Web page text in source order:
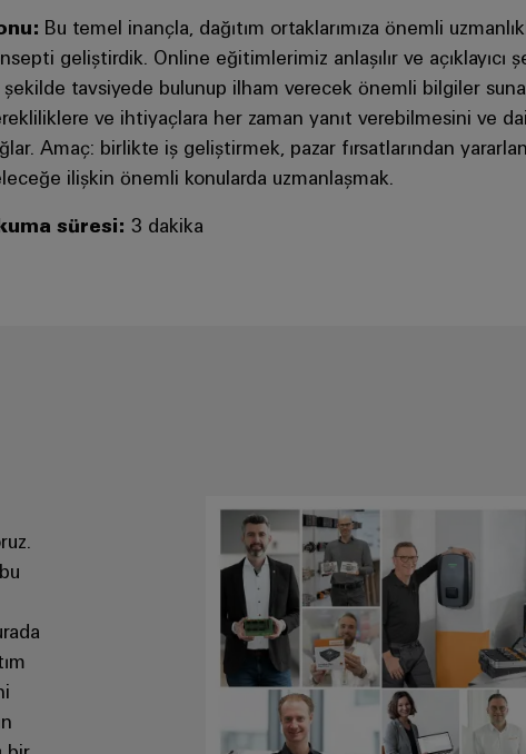
Bu temel inançla, dağıtım ortaklarımıza önemli
geliştirdik. Online eğitimlerimiz anlaşılır ve
şekilde tavsiyede bulunup ilham verecek önemli bilgiler
ve ihtiyaçlara her zaman yanıt verebilmesini ve
Amaç: birlikte iş geliştirmek, pazar fırsatlarından
ilişkin önemli konularda uzmanlaşmak.
süresi: 3 dakika